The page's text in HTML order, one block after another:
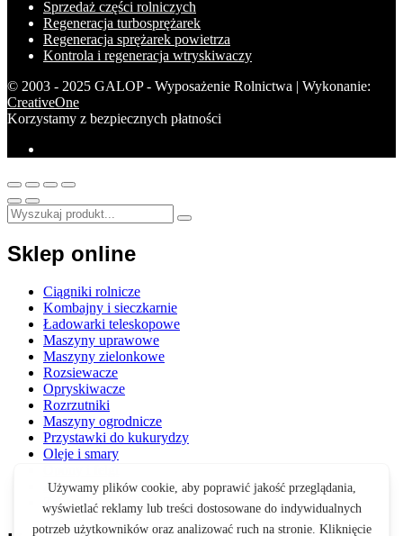
Sprzedaż części rolniczych
Regeneracja turbosprężarek
Regeneracja sprężarek powietrza
Kontrola i regeneracja wtryskiwaczy
© 2003 - 2025 GALOP - Wyposażenie Rolnictwa | Wykonanie:
CreativeOne
Korzystamy z bezpiecznych płatności
Sklep online
Ciągniki rolnicze
Kombajny i sieczkarnie
Ładowarki teleskopowe
Maszyny uprawowe
Maszyny zielonkowe
Rozsiewacze
Opryskiwacze
Rozrzutniki
Maszyny ogrodnicze
Przystawki do kukurydzy
Oleje i smary
Akcesoria
Zabawki